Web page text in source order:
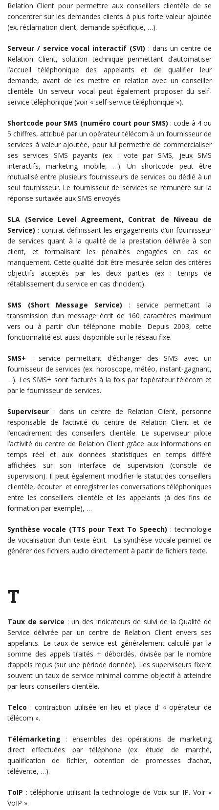
Relation Client pour permettre aux conseillers clientèle de se
concentrer sur les demandes clients à plus forte valeur ajoutée
(ex. réclamation client, demande spécifique, …).
Serveur / service vocal interactif (SVI) : dans un centre de
Relation Client, solution technique permettant d’automatiser
l’accueil téléphonique des appelants et de qualifier leur
demande, avant de les mettre en relation avec un conseiller
clientèle. Un serveur vocal peut également proposer du self-
service téléphonique (voir « self-service téléphonique »).
Shortcode pour SMS (numéro court pour SMS) : code à 4 ou
5 chiffres, attribué par un opérateur télécom à un fournisseur de
services à valeur ajoutée, pour lui permettre de commercialiser
ses services SMS payants (ex : vote par SMS, jeux SMS
interactifs, marketing mobile, …). Un shortcode peut être
mutualisé entre plusieurs fournisseurs de services ou dédié à un
seul fournisseur. Le fournisseur de services se rémunère sur la
réponse surtaxée aux SMS envoyés.
SLA (Service Level Agreement, Contrat de Niveau de
Service) : contrat définissant les engagements d’un fournisseur
de services quant à la qualité de la prestation délivrée à son
client, et formalisant les pénalités engagées en cas de
manquement. Cette qualité doit être mesurée selon des critères
objectifs acceptés par les deux parties (ex : temps de
rétablissement du service en cas d’incident).
SMS (Short Message Service) : service permettant la
transmission d’un message écrit de 160 caractères maximum
vers ou à partir d’un téléphone mobile. Depuis 2003, cette
fonctionnalité est aussi disponible sur le réseau fixe.
SMS+ : service permettant d’échanger des SMS avec un
fournisseur de services (ex. horoscope, météo, instant-gagnant,
…). Les SMS+ sont facturés à la fois par l’opérateur télécom et
par le fournisseur de services.
Superviseur : dans un centre de Relation Client, personne
responsable de l’activité du centre de Relation Client et de
l’encadrement des conseillers clientèle. Le superviseur pilote
l’activité du centre de Relation Client grâce aux informations en
temps réel et aux données statistiques en temps différé
affichées sur son interface de supervision (console de
supervision). Il peut également modifier le statut des conseillers
clientèle, écouter et enregistrer les conversations téléphoniques
entre les conseillers clientèle et les appelants (à des fins de
formation par exemple), …
Synthèse vocale (TTS pour Text To Speech) : technologie
de vocalisation d’un texte écrit. La synthèse vocale permet de
générer des fichiers audio directement à partir de fichiers texte.
T
Taux de service : un des indicateurs de suivi de la Qualité de
Service délivrée par un centre de Relation Client envers ses
appelants. Le taux de service est généralement calculé par la
somme des appels traités + débordés, divisée par le nombre
d’appels reçus (sur une période donnée). Les superviseurs fixent
souvent un taux de service minimal comme objectif à atteindre
par leurs conseillers clientèle.
Telco : contraction utilisée en lieu et place d’ « opérateur de
télécom ».
Télémarketing : ensembles des opérations de marketing
direct effectuées par téléphone (ex. étude de marché,
qualification de fichier, obtention de promesses d’achat,
télévente, …).
ToIP : téléphonie utilisant la technologie de Voix sur IP. Voir «
VoIP ».